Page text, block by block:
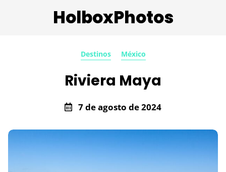
HolboxPhotos
Destinos México
Riviera Maya
7 de agosto de 2024